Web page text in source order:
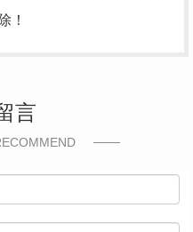
！
言